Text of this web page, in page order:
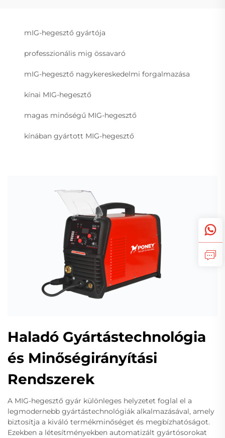
mIG-hegesztő gyártója
professzionális mig össavaró
mIG-hegesztő nagykereskedelmi forgalmazása
kínai MIG-hegesztő
magas minőségű MIG-hegesztő
kínában gyártott MIG-hegesztő
Haladó Gyártástechnológia
és Minőségirányítási
Rendszerek
A MIG-hegesztő gyár különleges helyzetet foglal el a
legmodernebb gyártástechnológiák alkalmazásával, amely
biztosítja a kiváló termékminőséget és megbízhatóságot.
Ezekben a létesítményekben automatizált gyártósorokat